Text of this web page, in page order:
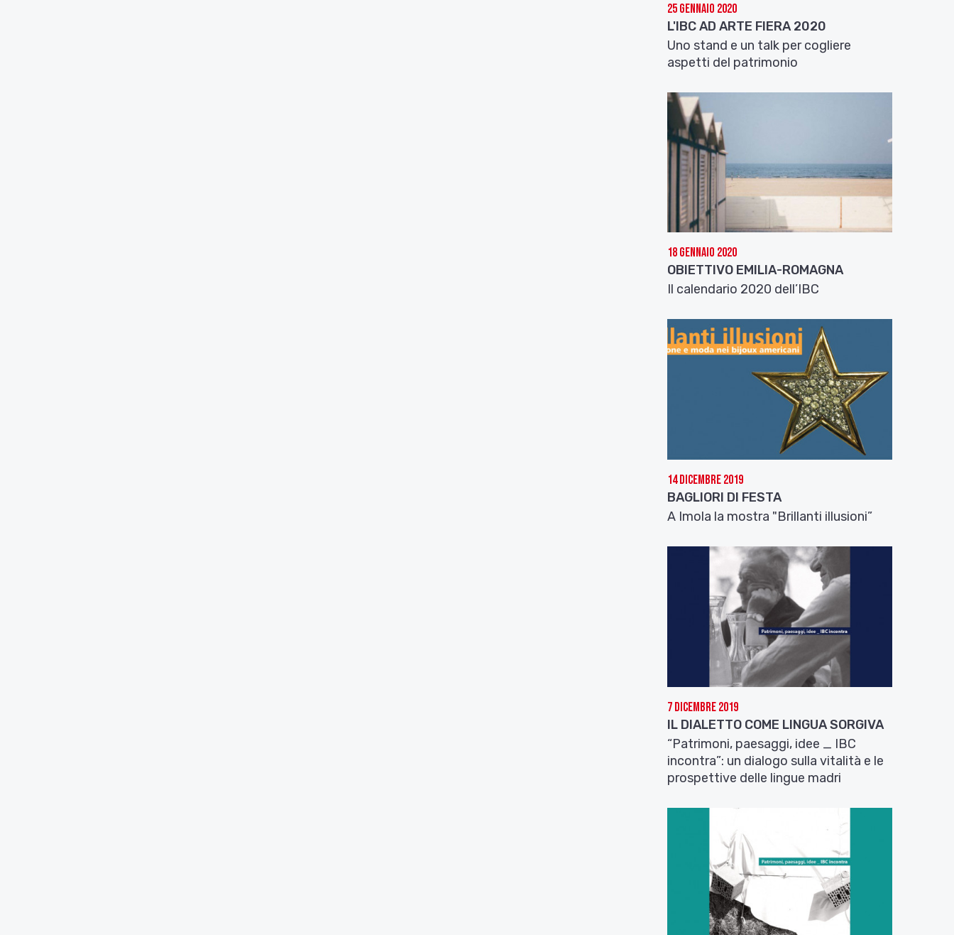
25 Gennaio 2020
L'IBC AD ARTE FIERA 2020
Uno stand e un talk per cogliere
aspetti del patrimonio
18 Gennaio 2020
OBIETTIVO EMILIA-ROMAGNA
Il calendario 2020 dell’IBC
14 Dicembre 2019
BAGLIORI DI FESTA
A Imola la mostra "Brillanti illusioni”
7 Dicembre 2019
IL DIALETTO COME LINGUA SORGIVA
“Patrimoni, paesaggi, idee _ IBC
incontra”: un dialogo sulla vitalità e le
prospettive delle lingue madri